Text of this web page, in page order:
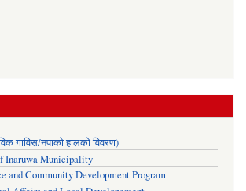
गाविस/नपाको हालको विवरण)
Inaruwa Municipality
and Community Development Program